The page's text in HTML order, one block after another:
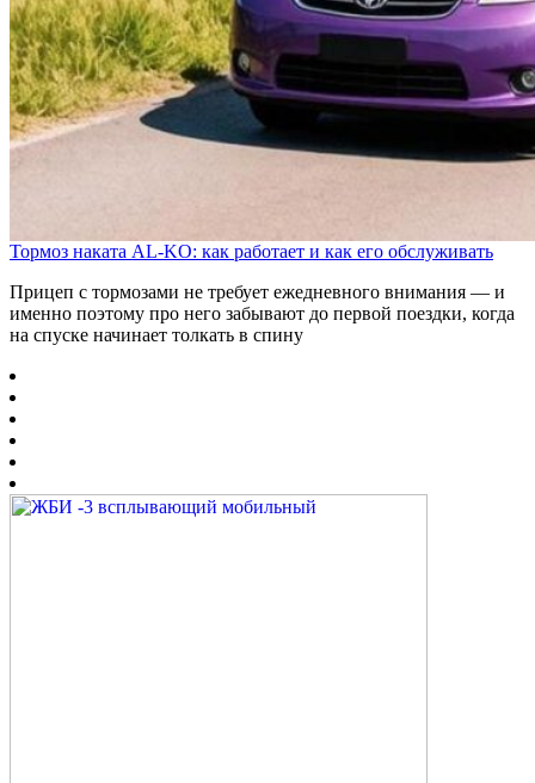
Тормоз наката AL-KO: как работает и как его обслуживать
Прицеп с тормозами не требует ежедневного внимания — и
именно поэтому про него забывают до первой поездки, когда
на спуске начинает толкать в спину